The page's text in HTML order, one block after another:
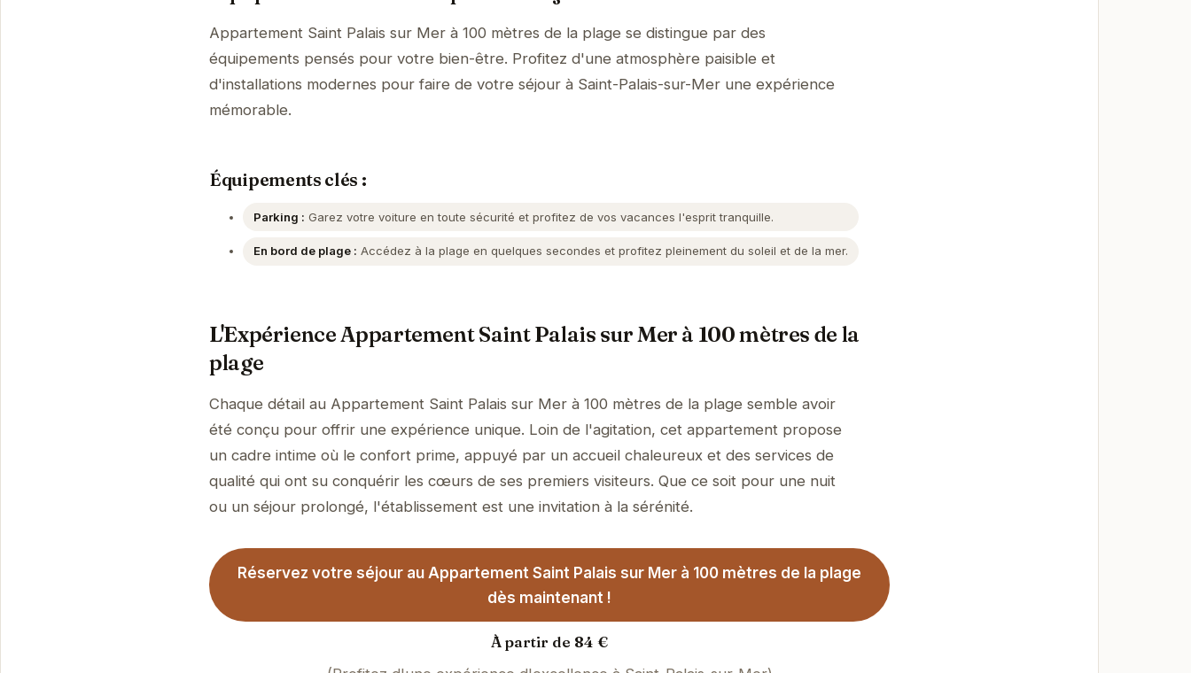
Appartement Saint Palais sur Mer à 100 mètres de la plage se distingue par des
équipements pensés pour votre bien-être. Profitez d'une atmosphère paisible et
d'installations modernes pour faire de votre séjour à Saint-Palais-sur-Mer une expérience
mémorable.
Équipements clés :
Parking : Garez votre voiture en toute sécurité et profitez de vos vacances l'esprit tranquille.
En bord de plage : Accédez à la plage en quelques secondes et profitez pleinement du soleil et de la mer.
L'Expérience Appartement Saint Palais sur Mer à 100 mètres de la
plage
Chaque détail au Appartement Saint Palais sur Mer à 100 mètres de la plage semble avoir
été conçu pour offrir une expérience unique. Loin de l'agitation, cet appartement propose
un cadre intime où le confort prime, appuyé par un accueil chaleureux et des services de
qualité qui ont su conquérir les cœurs de ses premiers visiteurs. Que ce soit pour une nuit
ou un séjour prolongé, l'établissement est une invitation à la sérénité.
Réservez votre séjour au Appartement Saint Palais sur Mer à 100 mètres de la plage
dès maintenant !
À partir de 84 €